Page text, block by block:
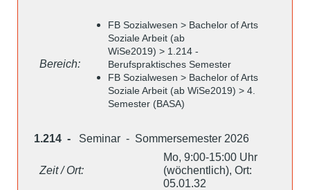
Bereich:
FB Sozialwesen > Bachelor of Arts
Soziale Arbeit (ab
WiSe2019) > 1.214 -
Berufspraktisches Semester
FB Sozialwesen > Bachelor of Arts
Soziale Arbeit (ab WiSe2019) > 4.
Semester (BASA)
1.214 - Seminar - Sommersemester 2026
Zeit / Ort:
Mo, 9:00-15:00 Uhr
(wöchentlich), Ort:
05.01.32